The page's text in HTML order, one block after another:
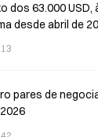
dos 63.000 USD,
desde abril de
pares de